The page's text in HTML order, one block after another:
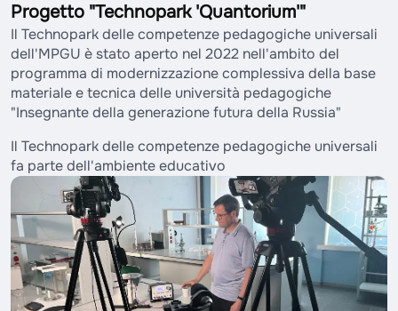
Progetto "Technopark 'Quantorium'"
Il Technopark delle competenze pedagogiche universali
dell'MPGU è stato aperto nel 2022 nell'ambito del
programma di modernizzazione complessiva della base
materiale e tecnica delle università pedagogiche
"Insegnante della generazione futura della Russia"
Il Technopark delle competenze pedagogiche universali
fa parte dell'ambiente educativo